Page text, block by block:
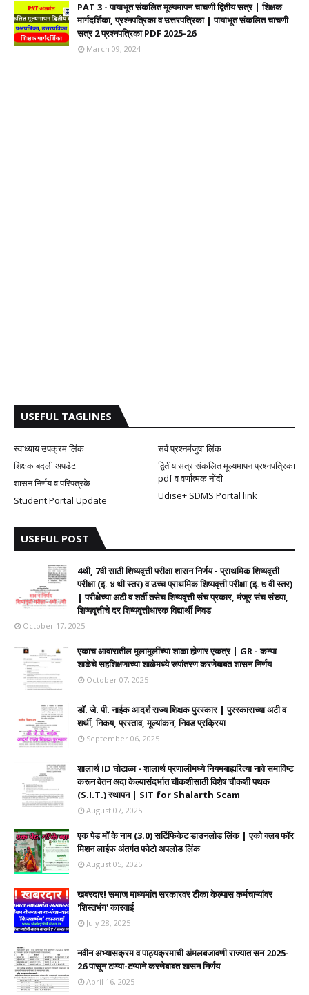
PAT 3 - पायाभूत संकलित मूल्यमापन चाचणी द्वितीय सत्र | शिक्षक
मार्गदर्शिका, प्रश्नपत्रिका व उत्तरपत्रिका | पायाभूत संकलित चाचणी
सत्र 2 प्रश्नपत्रिका PDF 2025-26
March 09, 2024
USEFUL TAGLINES
स्वाध्याय उपक्रम लिंक
सर्व प्रश्नमंजुषा लिंक
शिक्षक बदली अपडेट
द्वितीय सत्र संकलित मूल्यमापन प्रश्नपत्रिका
pdf व वर्णात्मक नोंदी
शासन निर्णय व परिपत्रके
Udise+ SDMS Portal link
Student Portal Update
USEFUL POST
4थी, 7वी साठी शिष्यवृत्ती परीक्षा शासन निर्णय - प्राथमिक शिष्यवृत्ती
परीक्षा (इ. ४ थी स्तर) व उच्च प्राथमिक शिष्यवृत्ती परीक्षा (इ. ७ वी स्तर)
| परीक्षेच्या अटी व शर्ती तसेच शिष्यवृत्ती संच प्रकार, मंजूर संच संख्या,
शिष्यवृत्तीचे दर शिष्यवृत्तीधारक विद्यार्थी निवड
October 17, 2025
एकाच आवारातील मुलामुलींच्या शाळा होणार एकत्र | GR - कन्या
शाळेचे सहशिक्षणाच्या शाळेमध्ये रूपांतरण करणेबाबत शासन निर्णय
October 07, 2025
डॉ. जे. पी. नाईक आदर्श राज्य शिक्षक पुरस्कार | पुरस्काराच्या अटी व
शर्थी, निकष, प्रस्ताव, मूल्यांकन, निवड प्रक्रिया
September 06, 2025
शालार्थ ID घोटाळा - शालार्थ प्रणालीमध्ये नियमबाह्यरित्या नावे समाविष्ट
करून वेतन अदा केल्यासंदर्भात चौकशीसाठी विशेष चौकशी पथक
(S.I.T.) स्थापन | SIT for Shalarth Scam
August 07, 2025
एक पेड मॉ के नाम (3.0) सर्टिफिकेट डाउनलोड लिंक | एको क्लब फॉर
मिशन लाईफ अंतर्गत फोटो अपलोड लिंक
August 05, 2025
खबरदार! समाज माध्यमांत सरकारवर टीका केल्यास कर्मचाऱ्यांवर
'शिस्तभंग' कारवाई
July 28, 2025
नवीन अभ्यासक्रम व पाठ्यक्रमाची अंमलबजावणी राज्यात सन 2025-
26 पासून टप्प्या-टप्याने करणेबाबत शासन निर्णय
April 16, 2025